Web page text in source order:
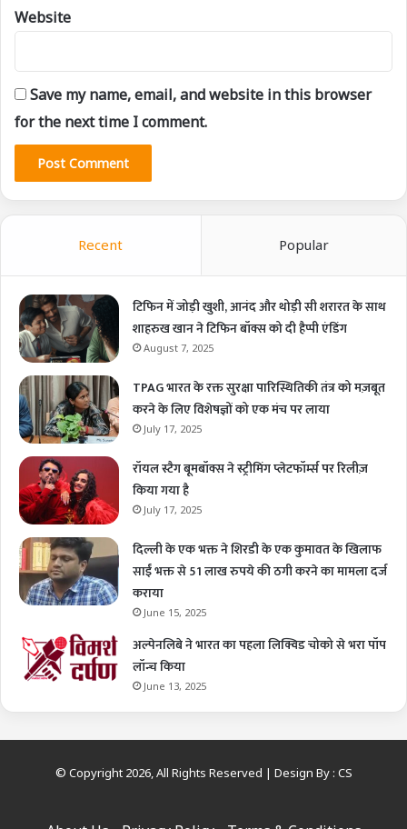
Website
Save my name, email, and website in this browser
for the next time I comment.
Recent Popular
टिफिन में जोड़ी खुशी, आनंद और थोड़ी सी शरारत के साथ
शाहरुख खान ने टिफिन बॉक्स को दी हैप्पी एंडिंग
August 7, 2025
TPAG भारत के रक्त सुरक्षा पारिस्थितिकी तंत्र को मज़बूत
करने के लिए विशेषज्ञों को एक मंच पर लाया
July 17, 2025
रॉयल स्टैग बूमबॉक्स ने स्ट्रीमिंग प्लेटफॉर्म्स पर रिलीज़
किया गया है
July 17, 2025
दिल्ली के एक भक्त ने शिरडी के एक कुमावत के खिलाफ
साईं भक्त से 51 लाख रुपये की ठगी करने का मामला दर्ज
कराया
June 15, 2025
अल्पेनलिबे ने भारत का पहला लिक्विड चोको से भरा पॉप
लॉन्च किया
June 13, 2025
© Copyright 2026, All Rights Reserved | Design By : CS